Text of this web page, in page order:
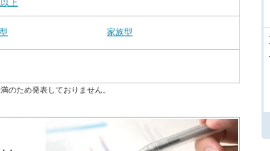
上
家族型
のため発表しておりません。